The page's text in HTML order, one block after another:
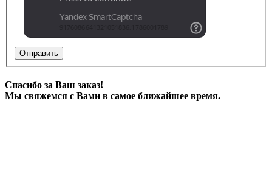
Отправить
Спасибо за Ваш заказ!
Мы свяжемся с Вами в самое ближайшее время.